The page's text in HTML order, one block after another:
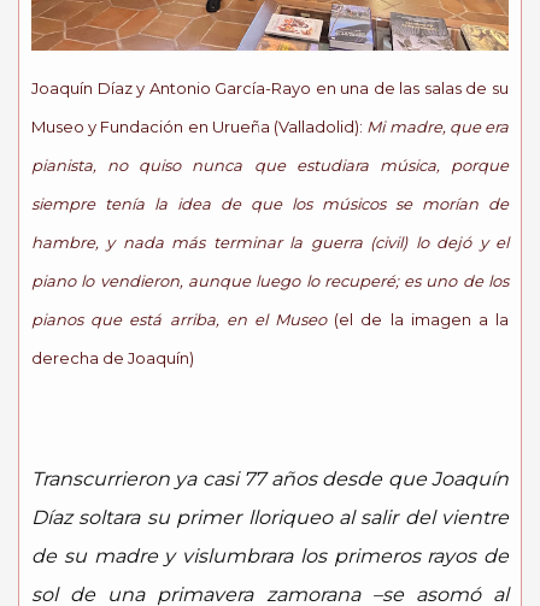
Joaquín Díaz y Antonio García-Rayo en una de las salas de su
Museo y Fundación en Urueña (Valladolid): Mi madre, que era
pianista, no quiso nunca que estudiara música, porque
siempre tenía la idea de que los músicos se morían de
hambre, y nada más terminar la guerra (civil) lo dejó y el
piano lo vendieron, aunque luego lo recuperé; es uno de los
pianos que está arriba, en el Museo(el de la imagen a la
derecha de Joaquín)
Transcurrieron ya casi 77 años desde que Joaquín
Díaz soltara su primer lloriqueo al salir del vientre
de su madre y vislumbrara los primeros rayos de
sol de una primavera zamorana –se asomó al